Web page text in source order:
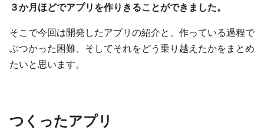
３か月ほどでアプリを作りきることができました。
そこで今回は開発したアプリの紹介と、作っている過程で
ぶつかった困難、そしてそれをどう乗り越えたかをまとめ
たいと思います。
つくったアプリ